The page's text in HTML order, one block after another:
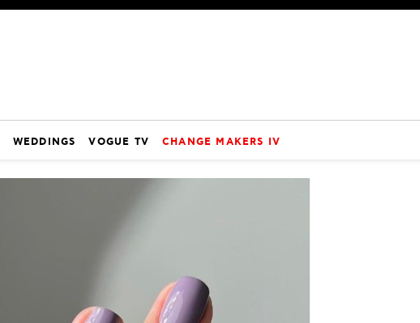
WEDDINGS VOGUE TV CHANGE MAKERS IV